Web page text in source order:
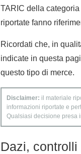
TARIC della
riportate fanno
Ricordati che, in
indicate in questa
questo tipo di merce.
Disclaimer: il materiale
informazioni riportate e
Qualsiasi decisione presa
Dazi,